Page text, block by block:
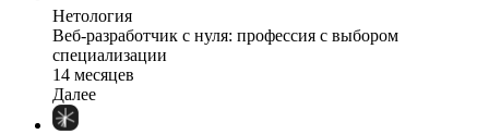
Нетология
Веб-разработчик с нуля: профессия с выбором
специализации
14 месяцев
Далее